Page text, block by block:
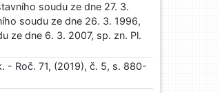
soudu ze dne 27. 3.
soudu ze dne 26. 3. 1996,
ze dne 6. 3. 2007, sp. zn. Pl.
- Roč. 71, (2019), č. 5, s. 880-